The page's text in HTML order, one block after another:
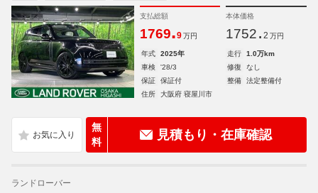
支払総額
1769.9 万円
本体価格
1752. 2 万円
年式 2025年 走行
1.0万km
車検
'28/3 修復
なし
保証
保証付 整備
法定整備付
住所
大阪府 寝屋川市
無
料
見積もり・在庫確認
ランドローバー